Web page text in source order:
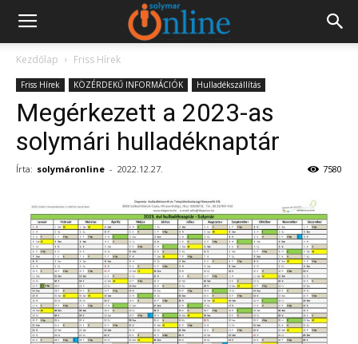
Kezdőlap Friss Hírek
Friss Hírek KÖZÉRDEKŰ INFORMÁCIÓK Hulladékszállítás
Megérkezett a 2023-as
solymári hulladéknaptár
Írta: solymáronline - 2022.12.27. 7580